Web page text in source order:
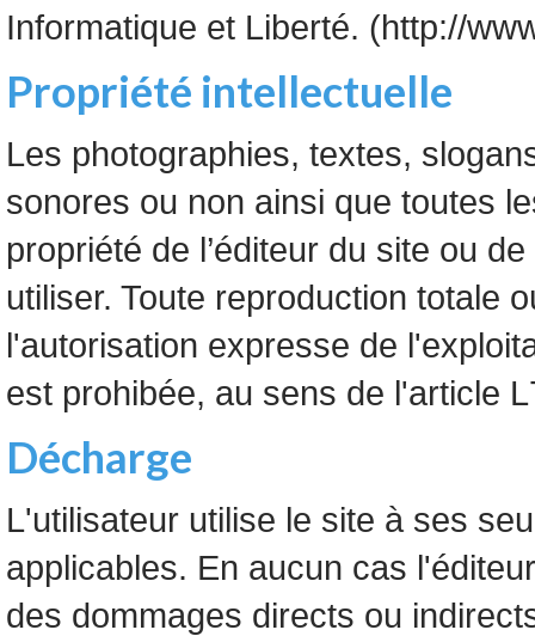
Informatique et Liberté. (http://
Propriété intellectuelle
Les photographies, textes,
sonores ou non ainsi que toutes
propriété de l’éditeur du site ou
utiliser. Toute reproduction totale
l'autorisation expresse de
est prohibée, au sens de l'article
Décharge
L'utilisateur utilise le site à ses
applicables. En aucun cas
des dommages directs ou